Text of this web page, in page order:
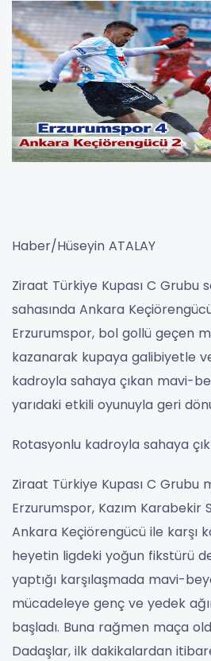
Haber/Hüseyin ATALAY
Ziraat Türkiye Kupası C Grubu
sahasında Ankara
Erzurumspor, bol gollü geçen
kazanarak kupaya galibiyetle
kadroyla sahaya çıkan mavi-
yarıdaki etkili oyunuyla geri
Rotasyonlu kadroyla sahaya
Ziraat Türkiye Kupası C Grubu
Erzurumspor, Kazım Karabekir
Ankara Keçiörengücü ile karşı
heyetin ligdeki yoğun fikstürü
yaptığı karşılaşmada mavi-
mücadeleye genç ve yedek
başladı. Buna rağmen maça
Dadaşlar, ilk dakikalardan